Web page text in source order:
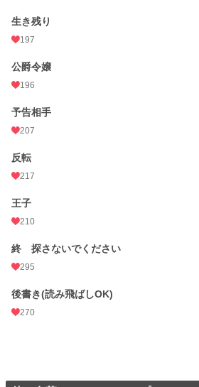
生き残り
197
公爵令嬢
196
予告相手
207
反転
217
王子
210
終 探さないでください
295
後書き(読み飛ばしOK)
270